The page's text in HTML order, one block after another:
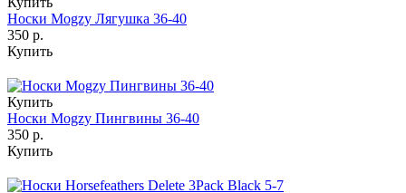
Носки Mogzy Лягушка 36-40
350 р.
Купить
Купить
Носки Mogzy Пингвины 36-40
350 р.
Купить